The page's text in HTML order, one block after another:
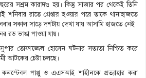
সশ্রম কারাদণ্ড হয়। কিন্তু সাজার পর থেকেই তিনি
রাতে গ্রেপ্তার হওয়ার পরে তাকে থানাহাজতে
সকাল সাড়ে দশটায় দেখা যায় আসামি হাজতে নেই।
রড ভাঙা পাওয়া যায়।
তোফাজ্জেল হোসেন ঘটনার সত্যতা নিশ্চিত করে
আটকের চেষ্টা চলছে।
কনস্টেবল পাপ্পু ও এএসআই শাহীনকে প্রত্যাহার করা